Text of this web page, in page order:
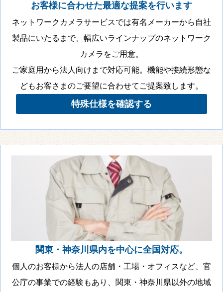
お客様に合わせた最適な提案を行います
ネットワークカメラサービスでは有名メーカーから自社
製品にいたるまで、幅広いラインナップのネットワーク
カメラをご用意。
ご家庭用から法人向けまで対応可能。機能や接続形態な
どもお客さまのご要望に合わせてご提案致します。
特殊仕様を確認する
関東・神奈川県内を中心に全国対応。
個人のお客様から法人の店舗・工場・オフィスなど、官
公庁の事業での経験もあり、関東・神奈川県以外の地域